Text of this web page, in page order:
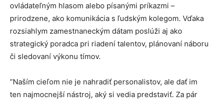
ovládateľným hlasom alebo písanými príkazmi –
⁠⁠⁠⁠⁠⁠prirodzene, ako komunikácia s ľudským kolegom. Vďaka
rozsiahlym zamestnaneckým dátam poslúži aj ako
strategický poradca pri riadení talentov, plánovaní náboru
či sledovaní výkonu tímov.
“Naším cieľom nie je nahradiť personalistov, ale dať im
ten najmocnejší nástroj, aký si vedia predstaviť. Za pár